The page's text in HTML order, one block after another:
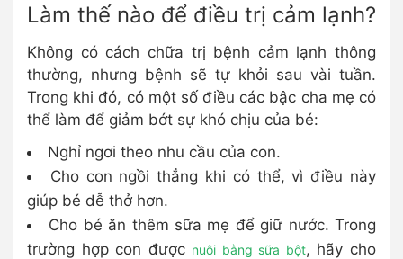
Làm thế nào để điều trị cảm lạnh?
Không có cách chữa trị bệnh cảm lạnh thông
thường, nhưng bệnh sẽ tự khỏi sau vài tuần.
Trong khi đó, có một số điều các bậc cha mẹ có
thể làm để giảm bớt sự khó chịu của bé:
Nghỉ ngơi theo nhu cầu của con.
Cho con ngồi thẳng khi có thể, vì điều này
giúp bé dễ thở hơn.
Cho bé ăn thêm sữa mẹ để giữ nước. Trong
trường hợp con được nuôi bằng sữa bột, hãy cho